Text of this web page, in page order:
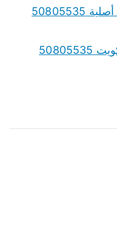
قطع غيار جيتور Jetour بالكويت أصلية 50805535
قطع غيار بايك BAIC الأصلية بالكويت 50805535